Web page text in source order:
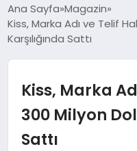
SIYASET
SPOR
Ana Sayfa Magazin
Kiss, Marka Adı ve Telif
Karşılığında Sattı
Kiss, Marka
300 Milyon
Sattı